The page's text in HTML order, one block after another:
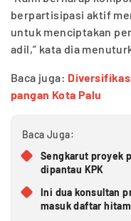
berpartisipasi aktif
untuk menciptakan
adil,” kata dia
Baca juga:
pangan Kota Palu
Baca Juga:
Sengkarut proyek
dipantau KPK
Ini dua konsultan
masuk daftar hitam